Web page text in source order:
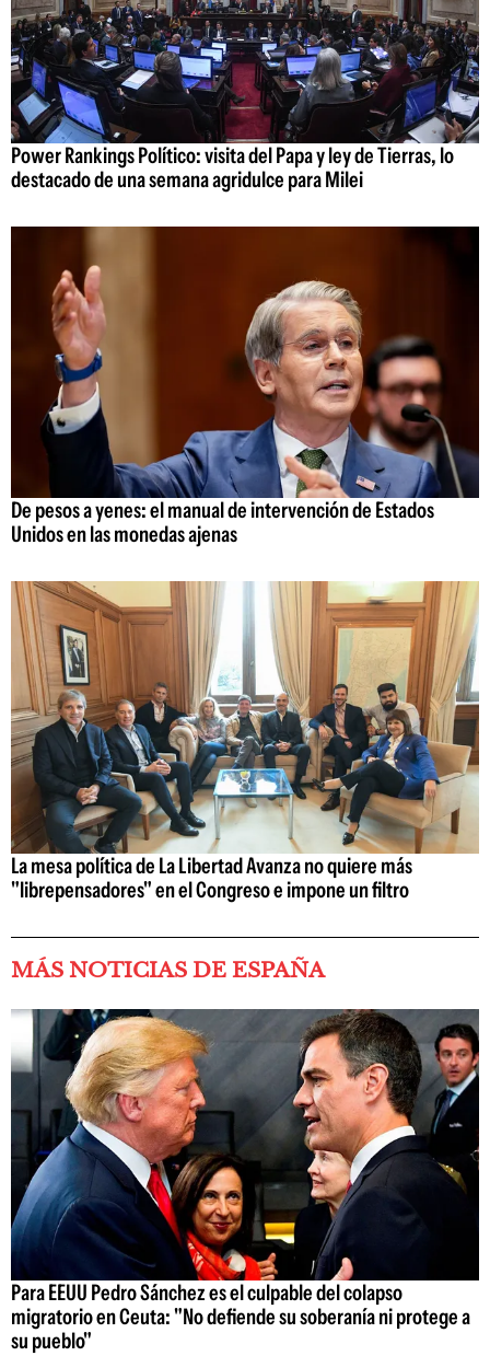
Power Rankings Político: visita del Papa y ley de Tierras, lo
destacado de una semana agridulce para Milei
De pesos a yenes: el manual de intervención de Estados
Unidos en las monedas ajenas
La mesa política de La Libertad Avanza no quiere más
"librepensadores" en el Congreso e impone un filtro
MÁS NOTICIAS DE ESPAÑA
Para EEUU Pedro Sánchez es el culpable del colapso
migratorio en Ceuta: "No defiende su soberanía ni protege a
su pueblo"